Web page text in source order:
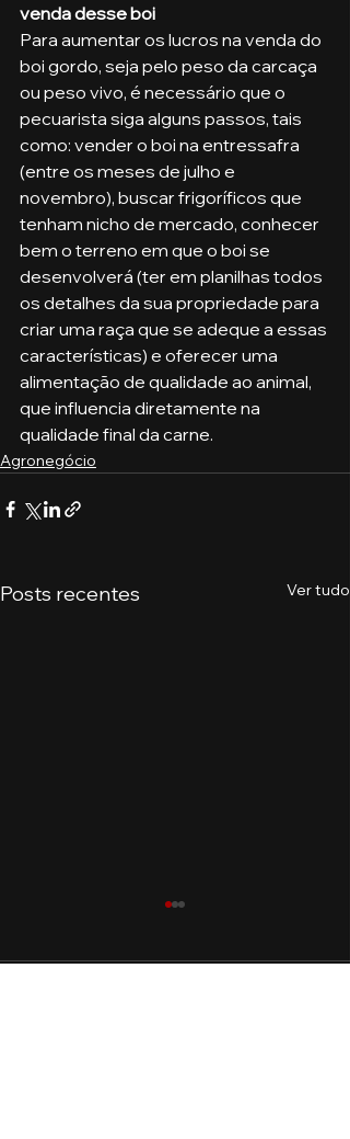
venda desse boi
Para aumentar os lucros na venda do
boi gordo, seja pelo peso da carcaça
ou peso vivo, é necessário que o
pecuarista siga alguns passos, tais
como: vender o boi na entressafra
(entre os meses de julho e
novembro), buscar frigoríficos que
tenham nicho de mercado, conhecer
bem o terreno em que o boi se
desenvolverá (ter em planilhas todos
os detalhes da sua propriedade para
criar uma raça que se adeque a essas
características) e oferecer uma
alimentação de qualidade ao animal,
que influencia diretamente na
qualidade final da carne.
Agronegócio
Posts recentes Ver tudo